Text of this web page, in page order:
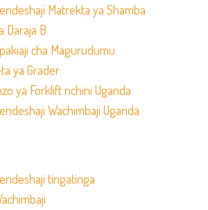
Matrekta ya Shamba
Daraja B
cha Magurudumu
ya Grader
ya Forklift nchini Uganda
Wachimbaji Uganda
tingatinga